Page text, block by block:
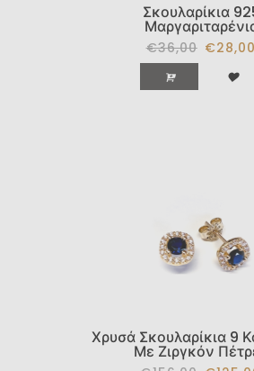
Σκουλαρίκια
€36,00 €28,00
Χρυσά Σκουλαρίκια 9
Με Ζιργκόν